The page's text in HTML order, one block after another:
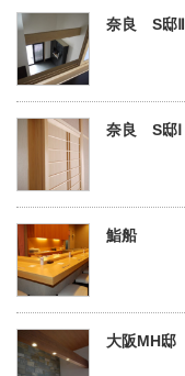
奈良 S邸Ⅱ
奈良 S邸Ⅰ
鮨船
大阪MH邸